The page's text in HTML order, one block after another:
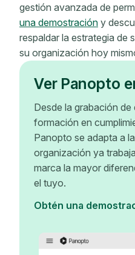
gestión avanzada de
una demostración y
respaldar la estrategia de
su organización hoy
Ver Panopto
Desde la grabación de
formación en
Panopto se adapta a
organización ya
marca la mayor
el tuyo.
Obtén una